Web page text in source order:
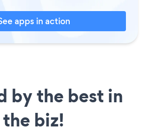
apps in action
by the best in
the biz!